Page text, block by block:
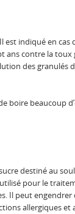
indiqué en
contre la
des
beaucoup
destiné au
pour le
peut
allergiques et